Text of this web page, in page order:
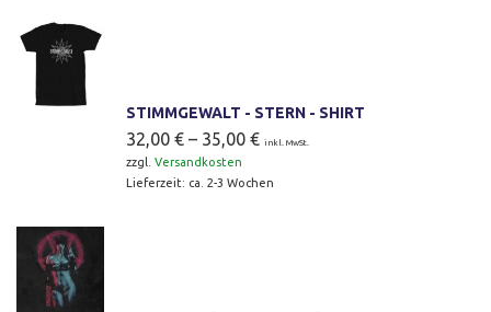
STIMMGEWALT - STERN - SHIRT
32,00 € – 35,00 € inkl. MwSt.
zzgl. Versandkosten
Lieferzeit: ca. 2-3 Wochen